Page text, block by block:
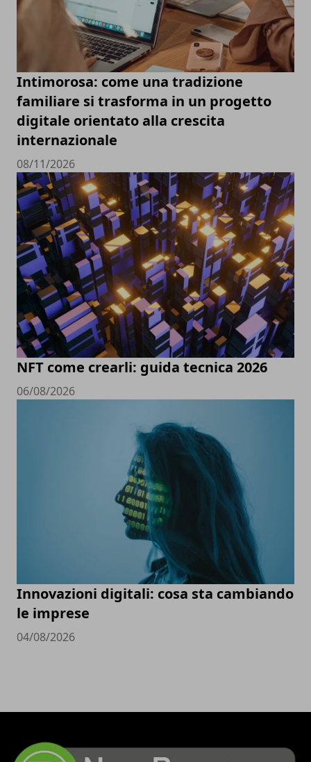
Intimorosa: come una tradizione
familiare si trasforma in un progetto
digitale orientato alla crescita
internazionale
08/11/2026
NFT come crearli: guida tecnica 2026
06/08/2026
Innovazioni digitali: cosa sta cambiando
le imprese
04/08/2026